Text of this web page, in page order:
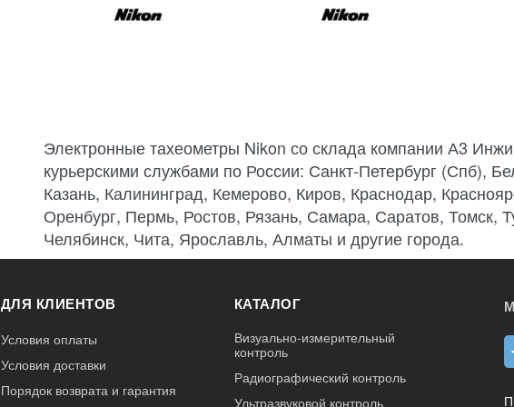
Электронные тахеометры Nikon со склада компании А3
курьерскими службами по России: Санкт-Петербург (Спб),
Казань, Калининград, Кемерово, Киров, Краснодар,
Оренбург, Пермь, Ростов, Рязань, Самара, Саратов, Томск,
Челябинск, Чита, Ярославль, Алматы и другие города.
ДЛЯ КЛИЕНТОВ
Условия оплаты
Условия доставки
Порядок возврата и гарантия
КАТАЛОГ
Визуально-измерительный
контроль
Радиографический контроль
Ультразвуковой контроль